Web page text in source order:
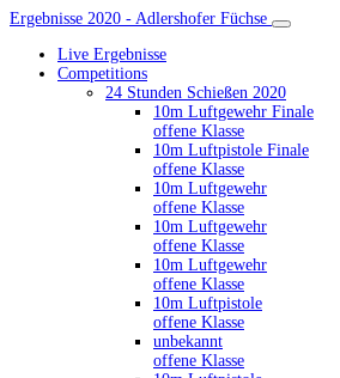
Ergebnisse 2020 - Adlershofer Füchse
Live Ergebnisse
Competitions
24 Stunden Schießen 2020
10m Luftgewehr Finale
offene Klasse
10m Luftpistole Finale
offene Klasse
10m Luftgewehr
offene Klasse
10m Luftgewehr
offene Klasse
10m Luftgewehr
offene Klasse
10m Luftpistole
offene Klasse
unbekannt
offene Klasse